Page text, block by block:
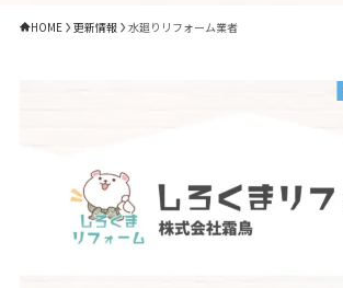
HOME 更新情報 水廻りリフォーム業者